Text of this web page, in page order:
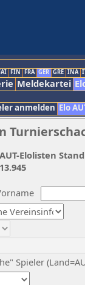
FIN FRA GER GRE INA
Meldekartei
anmelden Elo
Spieler
AUT-Elolisten
13.945